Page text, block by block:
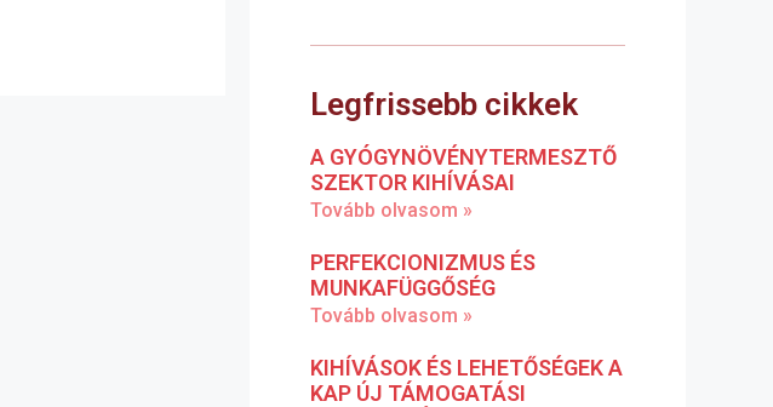
Legfrissebb cikkek
A GYÓGYNÖVÉNYTERMESZTŐ
SZEKTOR KIHÍVÁSAI
Tovább olvasom »
PERFEKCIONIZMUS ÉS
MUNKAFÜGGŐSÉG
Tovább olvasom »
KIHÍVÁSOK ÉS LEHETŐSÉGEK A
KAP ÚJ TÁMOGATÁSI